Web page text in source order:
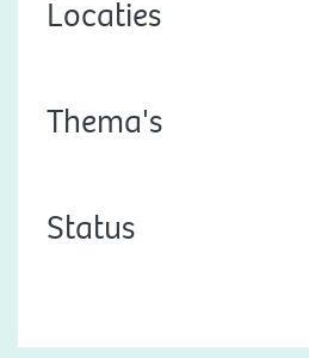
Locaties
Thema's
Status